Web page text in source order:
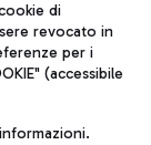
P.
(RM)
di
revocato in
per i
(accessibile